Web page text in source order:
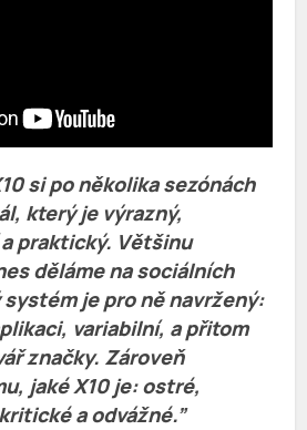
si po několika sezónách
který je výrazný,
praktický. Většinu
děláme na sociálních
je pro ně navržený:
variabilní, a přitom
značky. Zároveň
jaké X10 je: ostré,
a odvážné.”